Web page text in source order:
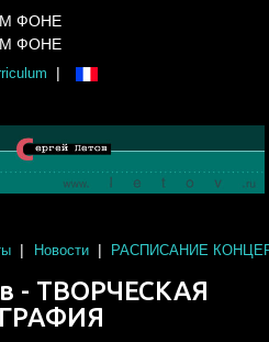
ФОНЕ
ФОНЕ
|
| Новости | РАСПИСАНИЕ
- ТВОРЧЕСКАЯ